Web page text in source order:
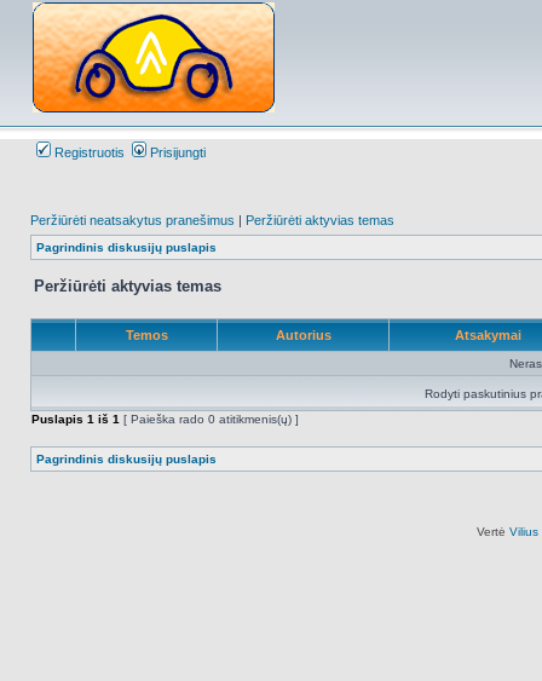
Registruotis Prisijungti
Peržiūrėti neatsakytus pranešimus | Peržiūrėti aktyvias temas
Pagrindinis diskusijų puslapis
Peržiūrėti aktyvias temas
Temos Autorius Atsakymai
Rodyti paskutinius
Puslapis 1 iš 1 [ Paieška rado 0 atitikmenis(ų) ]
Pagrindinis diskusijų puslapis
Vertė Vilius